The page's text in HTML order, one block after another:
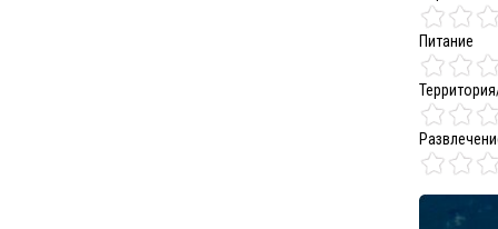
Питание